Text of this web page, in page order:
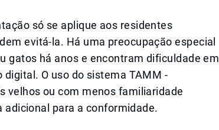
só se aplique aos residentes
evitá-la. Há uma preocupação especial
gatos há anos e encontram dificuldade em
O uso do sistema TAMM -
velhos ou com menos familiaridade
adicional para a conformidade.